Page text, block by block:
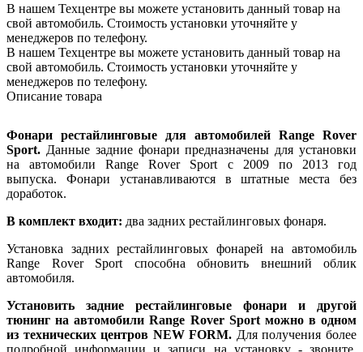
В нашем Техцентре вы можете установить данный товар на
свой автомобиль. Стоимость установки уточняйте у
менеджеров по телефону.
В нашем Техцентре вы можете установить данный товар на
свой автомобиль. Стоимость установки уточняйте у
менеджеров по телефону.
Описание товара
Фонари рестайлинговые для автомобилей Range Rover
Sport. Данные задние фонари предназначены для установки
на автомобили Range Rover Sport с 2009 по 2013 год
выпуска. Фонари устанавливаются в штатные места без
доработок.
В комплект входит: два задних рестайлинговых фонаря.
Установка задних рестайлинговых фонарей на автомобиль
Range Rover Sport способна обновить внешний облик
автомобиля.
Установить задние рестайлинговые фонари​ и другой
тюнинг на автомобили Range Rover Sport можно в одном
из технических центров NEW FORM. Для получения более
подробной информации и записи на установку - звоните.